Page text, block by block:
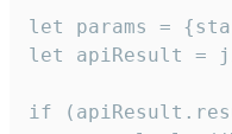
let params =
let apiResult =
if